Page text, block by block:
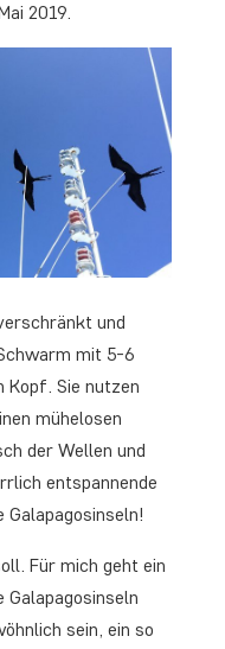
2019.
und
mit 5-6
Kopf. Sie nutzen
mühelosen
der Wellen und
entspannende
Galapagosinseln!
Für mich geht ein
sein, ein so